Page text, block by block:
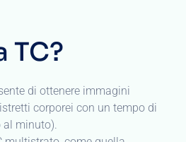
TC?
di ottenere immagini
corporei con un tempo di
minuto).